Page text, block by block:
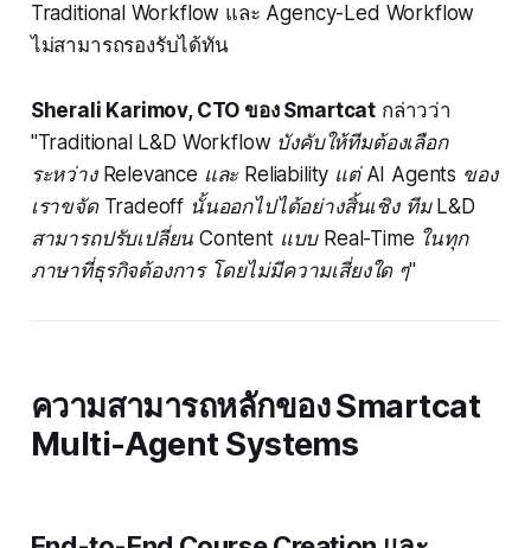
Traditional Workflow และ Agency-Led Workflow
ไม่สามารถรองรับได้ทัน
Sherali Karimov, CTO ของ Smartcat กล่าวว่า
"Traditional L&D Workflow บังคับให้ทีมต้องเลือก
ระหว่าง Relevance และ Reliability แต่ AI Agents ของ
เราขจัด Tradeoff นั้นออกไปได้อย่างสิ้นเชิง ทีม L&D
สามารถปรับเปลี่ยน Content แบบ Real-Time ในทุก
ภาษาที่ธุรกิจต้องการ โดยไม่มีความเสี่ยงใด ๆ"
ความสามารถหลักของ Smartcat
Multi-Agent Systems